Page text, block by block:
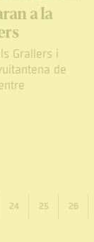
a la
Grallers i
de
24 25 26